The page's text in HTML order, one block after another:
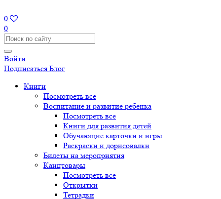
0
0
Войти
Подписаться Блог
Книги
Посмотреть все
Воспитание и развитие ребенка
Посмотреть все
Книги для развития детей
Обучающие карточки и игры
Раскраски и дорисовалки
Билеты на мероприятия
Канцтовары
Посмотреть все
Открытки
Тетрадки